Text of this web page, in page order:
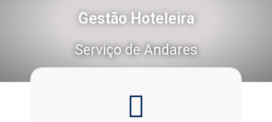
Gestão Hoteleira
Serviço de Andares